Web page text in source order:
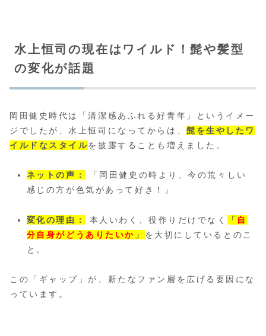
水上恒司の現在はワイルド！髭や髪型
の変化が話題
岡田健史時代は「清潔感あふれる好青年」というイメー
ジでしたが、水上恒司になってからは、髭を生やしたワ
イルドなスタイルを披露することも増えました。
ネットの声：
「岡田健史の時より、今の荒々しい
感じの方が色気があって好き！」
変化の理由： 本人いわく、役作りだけでなく 「 自
分自身がどうありたいか 」 を大切にしているとのこ
と。
この「ギャップ」が、新たなファン層を広げる要因にな
っています。